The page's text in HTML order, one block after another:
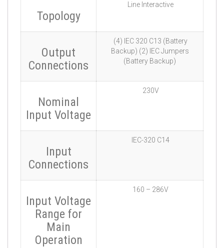
Topology
Line Interactive
Output
Connections
(4) IEC 320 C13 (Battery
Backup) (2) IEC Jumpers
(Battery Backup)
Nominal
Input Voltage
230V
Input
Connections
IEC-320 C14
Input Voltage
Range for
Main
Operation
160 – 286V